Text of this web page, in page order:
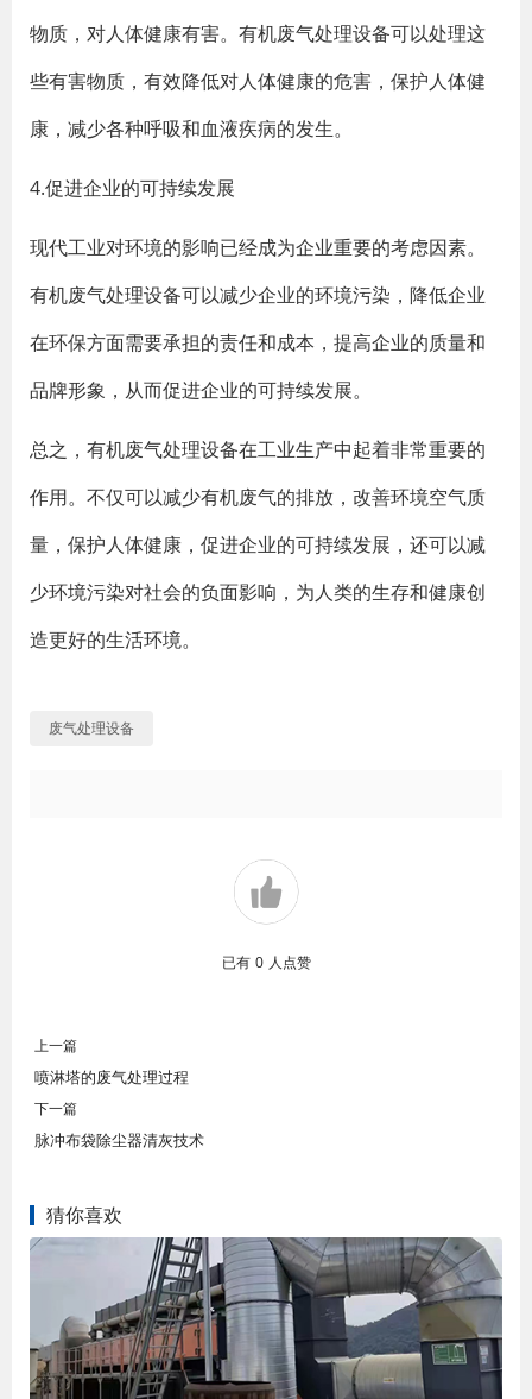
物质，对人体健康有害。有机废气处理设备可以处理这
些有害物质，有效降低对人体健康的危害，保护人体健
康，减少各种呼吸和血液疾病的发生。
4.促进企业的可持续发展
现代工业对环境的影响已经成为企业重要的考虑因素。
有机废气处理设备可以减少企业的环境污染，降低企业
在环保方面需要承担的责任和成本，提高企业的质量和
品牌形象，从而促进企业的可持续发展。
总之，有机废气处理设备在工业生产中起着非常重要的
作用。不仅可以减少有机废气的排放，改善环境空气质
量，保护人体健康，促进企业的可持续发展，还可以减
少环境污染对社会的负面影响，为人类的生存和健康创
造更好的生活环境。
废气处理设备
已有 0 人点赞
上一篇
喷淋塔的废气处理过程
下一篇
脉冲布袋除尘器清灰技术
猜你喜欢